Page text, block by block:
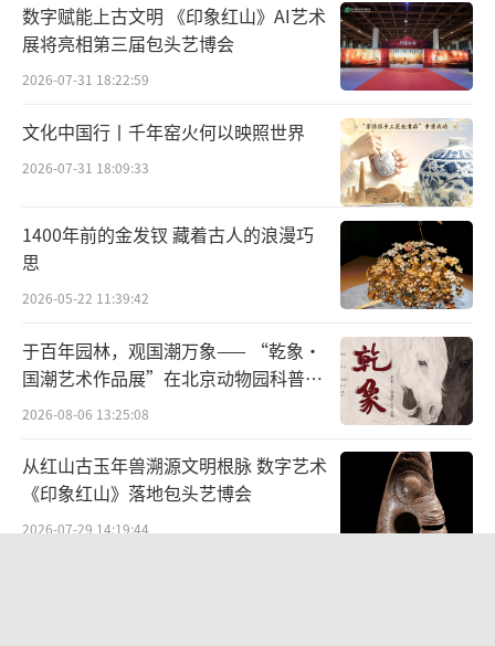
甜贾雨村望月梦腾达
作为封建末世的百科全书，《红楼梦》以
事无巨细之笔徐徐摹刻出钟鸣鼎食之家的行乐
日常，尤其重视对中秋、元宵等重要节令的描
写，以乐景衬哀情。当各怀心事的主角，置身
于同一方风光天地中，那入眼成永恒的秋月或
春花，往往成为书中人的命运谶验。
全书第一回《甄士隐梦幻识通灵贾雨村风
尘怀闺秀》即用一场不平凡的中秋之宴，为此
后种种盛衰埋下伏笔。这场宴席只有两个出席
者：姑苏名士甄士隐和客居葫芦庙、卖文为生
的寒儒贾雨村。
甄士隐的姓名听起来冷淡，却是个古道热
数字赋能上古文明 《印象红山》AI艺术
展将亮相第三届包头艺博会
2026-07-31 18:22:59
文化中国行丨千年窑火何以映照世界
2026-07-31 18:09:33
1400年前的金发钗 藏着古人的浪漫巧
思
2026-05-22 11:39:42
于百年园林，观国潮万象—— “乾象·
国潮艺术作品展”在北京动物园科普馆
机动展厅开展
2026-08-06 13:25:08
从红山古玉年兽溯源文明根脉 数字艺术
《印象红山》落地包头艺博会
2026-07-29 14:19:44